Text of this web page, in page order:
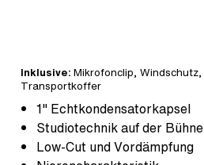
1" Echtkondensatorkapsel
Studiotechnik auf der Bühne
Low-Cut und Vordämpfung
Inklusive: Mikrofonclip, Windschutz,
Transportkoffer